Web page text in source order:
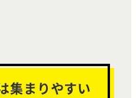
集まりやすい